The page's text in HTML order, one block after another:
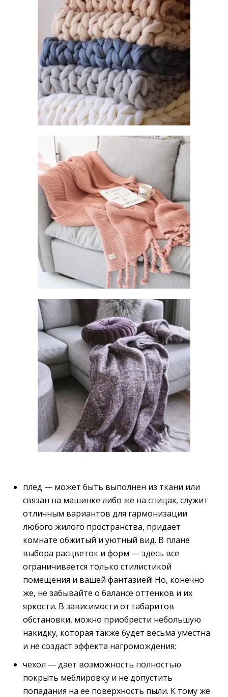
плед — может быть выполнен из ткани или
связан на машинке либо же на спицах, служит
отличным вариантов для гармонизации
любого жилого пространства, придает
комнате обжитый и уютный вид. В плане
выбора расцветок и форм — здесь все
ограничивается только стилистикой
помещения и вашей фантазией! Но, конечно
же, не забывайте о балансе оттенков и их
яркости. В зависимости от габаритов
обстановки, можно приобрести небольшую
накидку, которая также будет весьма уместна
и не создаст эффекта нагромождения;
чехол — дает возможность полностью
покрыть меблировку и не допустить
попадания на ее поверхность пыли. К тому же